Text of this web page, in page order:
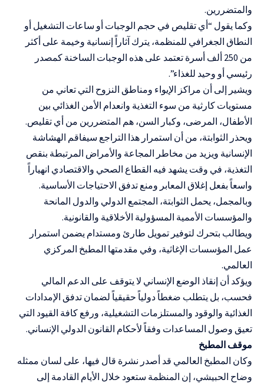
والمتضررين.
وكما يقول “أي تقليص في حجم الوجبات أو ساعات التشغيل أو
النطاق الجغرافي للمنظمة، يترك آثاراً إنسانية وخيمة على أكثر
من 250 ألف أسرة تعتمد على هذه الوجبات الساخنة كمصدر
رئيسي أو وحيد للغذاء”.
ويشير إلى أن مراكز الإيواء ومناطق النزوح التي تعاني من
مستويات كارثية من سوء التغذية وانعدام الأمن الغذائي بين
الأطفال، المرضى، وكبار السن، هم المتضررين من أي تقليص.
ويحذر الثوابتة، من أن استمرار هذا التراجع سيفاقم الهشاشة
الإنسانية ويزيد من مخاطر المجاعة والأمراض المرتبطة بنقص
التغذية، في وقت يشهد فيه القطاع الصحي والاقتصادي انهياراً
واسعاً بفعل إغلاق المعابر ومنع تدفق الاحتياجات الأساسية.
وبالمجمل، يحمل الثوابتة، المجتمع الدولي والدول المانحة
والمؤسسات الأممية المسؤولية الأخلاقية والقانونية.
ويطالب بتحرك لتوفير تمويل طارئ ومستدام يضمن استمرار
عمل المؤسسات الإغاثية، وفي مقدمتها المطبخ المركزي
العالمي.
ويؤكد أن إنقاذ الوضع الإنساني لا يتوقف على الدعم المالي
فحسب، بل يتطلب ضغطاً دولياً حقيقياً لضمان تدفق الإمدادات
الغذائية والوقود والمستلزمات التشغيلية، ورفع كافة القيود التي
تعيق وصول المساعدات وفقاً لأحكام القانون الدولي الإنساني.
موقف المطبخ
وكان المطبخ العالمي قد أصدر نشرة قال فيها، على لسان ممثله
وضاح الحبيشي، إن المنظمة ستعود خلال الأيام القادمة إلى